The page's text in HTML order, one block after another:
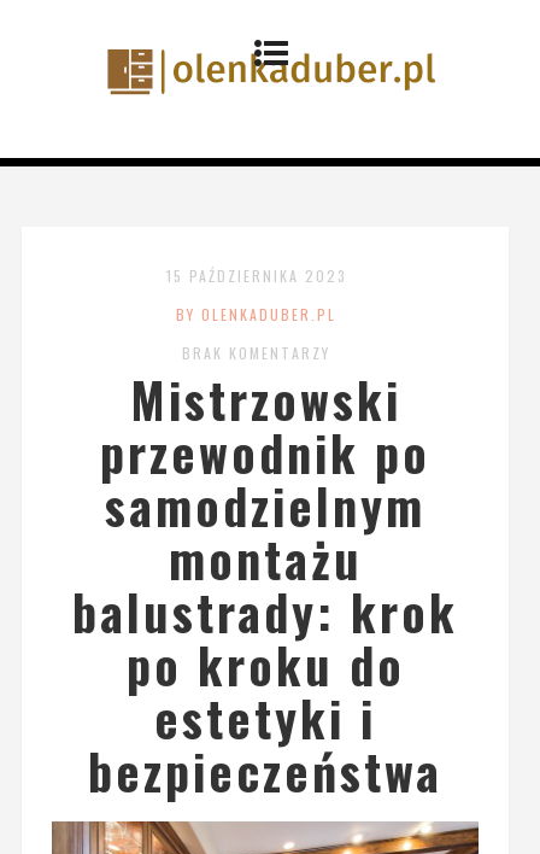
15 PAŹDZIERNIKA 2023
BY OLENKADUBER.PL
BRAK KOMENTARZY
Mistrzowski
przewodnik po
samodzielnym
montażu
balustrady: krok
po kroku do
estetyki i
bezpieczeństwa